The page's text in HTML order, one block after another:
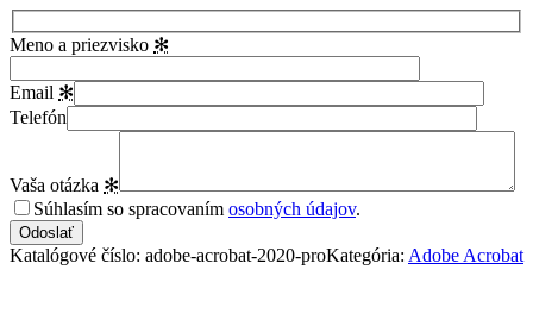
Meno a priezvisko ✻
Email ✻
Telefón
Vaša otázka ✻
Súhlasím so spracovaním osobných údajov.
Katalógové číslo: adobe-acrobat-2020-proKategória: Adobe Acrobat